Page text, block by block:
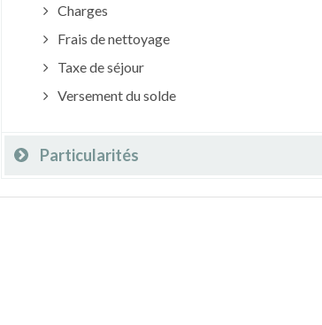
Charges
Frais de nettoyage
Taxe de séjour
Versement du solde
Particularités